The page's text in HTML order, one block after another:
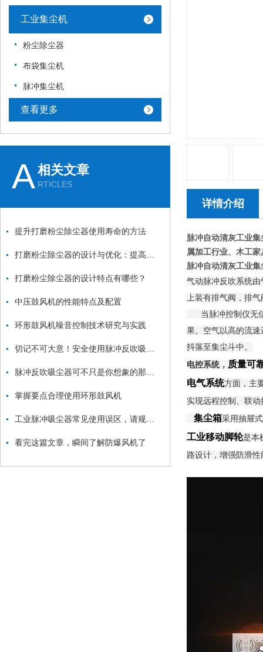
工业集尘机
粉尘除尘器
布袋集尘机
脉冲集尘机
查看更多
A相关文章
RTICLES
提升打磨粉尘除尘器使用寿命的方法
打磨粉尘除尘器的设计特点有哪些？
中压鼓风机的性能特点及配置
环形鼓风机噪音控制技术研究与实践
掌握要点合理使用环形鼓风机
看完这篇文章，瞬间了解防爆风机了
详情介绍
脉冲自动清灰工业集
属加工行业、木工
脉冲自动清灰工业集
气动脉冲反吹系统
上装有排气阀，排
当脉冲控制仪无信
果。空气以高的流
抖落至集尘斗中。
电控系统， 质量可
电气系统方面，主
实现远程控制、联
集尘箱采用抽屉
工业移动脚轮是本
路设计，增强防滑性